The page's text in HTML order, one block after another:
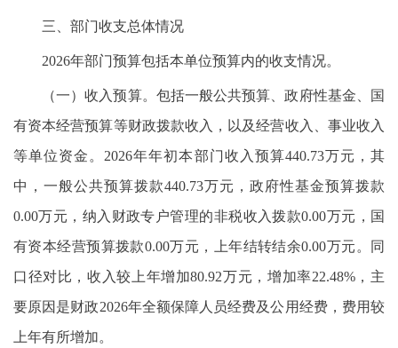
三、部门收支总体情况
2026年部门预算包括本单位预算内的收支情况。
（一）收入预算。包括一般公共预算、政府性基金、国
有资本经营预算等财政拨款收入，以及经营收入、事业收入
等单位资金。2026年年初本部门收入预算440.73万元，其
中，一般公共预算拨款440.73万元，政府性基金预算拨款
0.00万元，纳入财政专户管理的非税收入拨款0.00万元，国
有资本经营预算拨款0.00万元，上年结转结余0.00万元。同
口径对比，收入较上年增加80.92万元，增加率22.48%，主
要原因是财政2026年全额保障人员经费及公用经费，费用较
上年有所增加。